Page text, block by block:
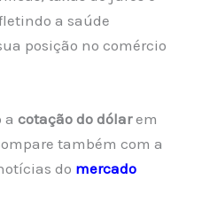
a saúde
posição no comércio
a cotação do dólarem
também com a
do mercado